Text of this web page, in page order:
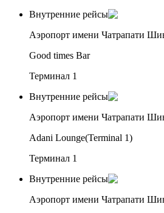
Внутренние рейсы
Аэропорт имени Чатрапати
Good times Bar
Терминал 1
Внутренние рейсы
Аэропорт имени Чатрапати
Adani Lounge(Terminal 1)
Терминал 1
Внутренние рейсы
Аэропорт имени Чатрапати